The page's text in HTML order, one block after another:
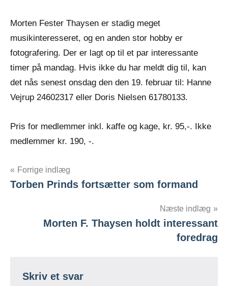
Morten Fester Thaysen er stadig meget
musikinteresseret, og en anden stor hobby er
fotografering. Der er lagt op til et par interessante
timer på mandag. Hvis ikke du har meldt dig til, kan
det nås senest onsdag den den 19. februar til: Hanne
Vejrup 24602317 eller Doris Nielsen 61780133.
Pris for medlemmer inkl. kaffe og kage, kr. 95,-. Ikke
medlemmer kr. 190, -.
Indlægsnavigation
Forrige indlæg
Torben Prinds fortsætter som formand
Næste indlæg
Morten F. Thaysen holdt interessant
foredrag
Skriv et svar